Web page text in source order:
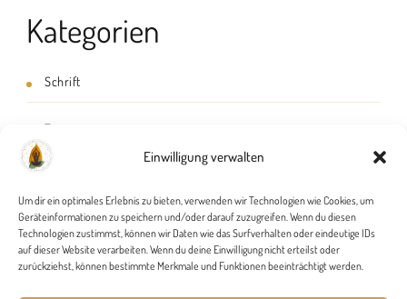
Einwilligung verwalten
Um dir ein optimales Erlebnis zu bieten, verwenden wir Technologien wie Cookies, um
Geräteinformationen zu speichern und/oder darauf zuzugreifen. Wenn du diesen
Technologien zustimmst, können wir Daten wie das Surfverhalten oder eindeutige IDs
auf dieser Website verarbeiten. Wenn du deine Einwilligung nicht erteilst oder
zurückziehst, können bestimmte Merkmale und Funktionen beeinträchtigt werden.
Kategorien
Schrift
Ton